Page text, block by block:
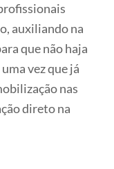
auxiliando na
que não haja
vez que já
nas
direto na